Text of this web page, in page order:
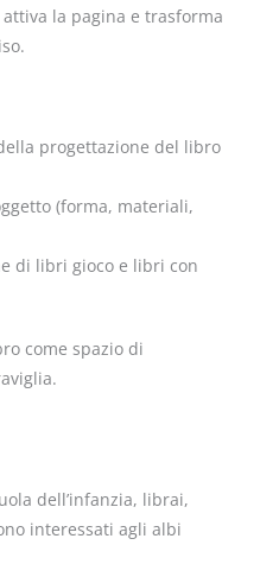
la pagina e trasforma
progettazione del libro
(forma, materiali,
di libri gioco e libri con
come spazio di
dell’infanzia, librai,
interessati agli albi